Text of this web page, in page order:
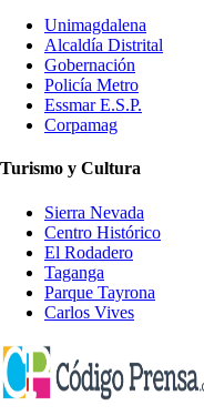
Unimagdalena
Alcaldía Distrital
Gobernación
Policía Metro
Essmar E.S.P.
Corpamag
Turismo y Cultura
Sierra Nevada
Centro Histórico
El Rodadero
Taganga
Parque Tayrona
Carlos Vives